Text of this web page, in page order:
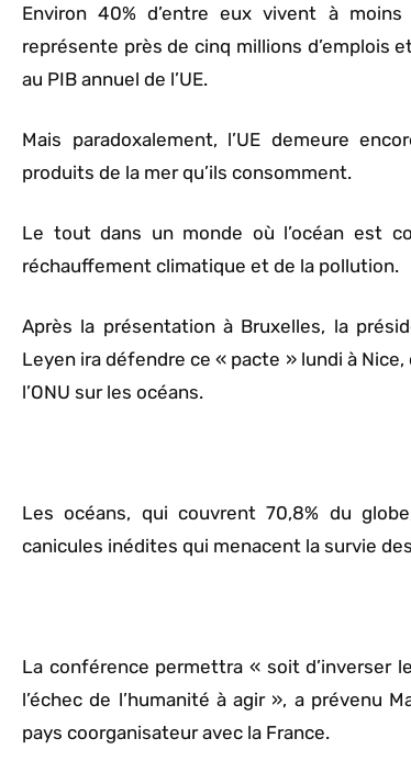
Environ 40% d’entre eux vivent à
représente près de cinq millions d’emplois
au PIB annuel de l’UE.
Mais paradoxalement, l’UE demeure
produits de la mer qu’ils consomment.
Le tout dans un monde où l’océan est
réchauffement climatique et de la pollution.
Après la présentation à Bruxelles, la
Leyen ira défendre ce « pacte » lundi à
l’ONU sur les océans.
Les océans, qui couvrent 70,8% du
canicules inédites qui menacent la survie
La conférence permettra « soit d’inverser
l’échec de l’humanité à agir », a prévenu
pays coorganisateur avec la France.